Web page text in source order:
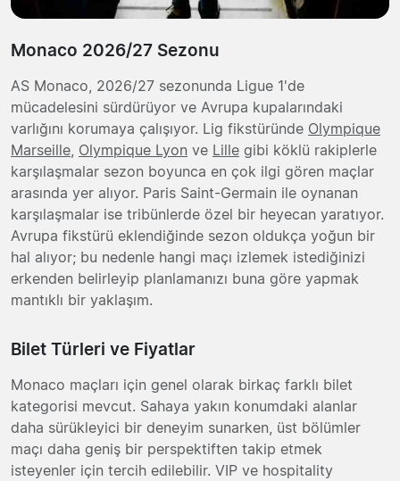
Monaco 2026/27 Sezonu
AS Monaco, 2026/27 sezonunda Ligue 1'de
mücadelesini sürdürüyor ve Avrupa kupalarındaki
varlığını korumaya çalışıyor. Lig fikstüründe Olympique
Marseille Olympique Lyon ve Lille gibi köklü rakiplerle
karşılaşmalar sezon boyunca en çok ilgi gören maçlar
arasında yer alıyor. Paris Saint-Germain ile oynanan
karşılaşmalar ise tribünlerde özel bir heyecan yaratıyor.
Avrupa fikstürü eklendiğinde sezon oldukça yoğun bir
hal alıyor; bu nedenle hangi maçı izlemek istediğinizi
erkenden belirleyip planlamanızı buna göre yapmak
mantıklı bir yaklaşım.
Bilet Türleri ve Fiyatlar
Monaco maçları için genel olarak birkaç farklı bilet
kategorisi mevcut. Sahaya yakın konumdaki alanlar
daha sürükleyici bir deneyim sunarken, üst bölümler
maçı daha geniş bir perspektiften takip etmek
isteyenler için tercih edilebilir. VIP ve hospitality